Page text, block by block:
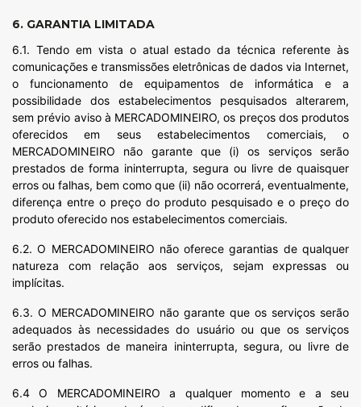
6. GARANTIA LIMITADA
6.1. Tendo em vista o atual estado da técnica referente às
comunicações e transmissões eletrônicas de dados via Internet,
o funcionamento de equipamentos de informática e a
possibilidade dos estabelecimentos pesquisados alterarem,
sem prévio aviso à MERCADOMINEIRO, os preços dos produtos
oferecidos em seus estabelecimentos comerciais, o
MERCADOMINEIRO não garante que (i) os serviços serão
prestados de forma ininterrupta, segura ou livre de quaisquer
erros ou falhas, bem como que (ii) não ocorrerá, eventualmente,
diferença entre o preço do produto pesquisado e o preço do
produto oferecido nos estabelecimentos comerciais.
6.2. O MERCADOMINEIRO não oferece garantias de qualquer
natureza com relação aos serviços, sejam expressas ou
implícitas.
6.3. O MERCADOMINEIRO não garante que os serviços serão
adequados às necessidades do usuário ou que os serviços
serão prestados de maneira ininterrupta, segura, ou livre de
erros ou falhas.
6.4 O MERCADOMINEIRO a qualquer momento e a seu